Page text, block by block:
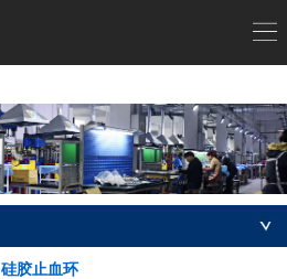
硅胶止血环